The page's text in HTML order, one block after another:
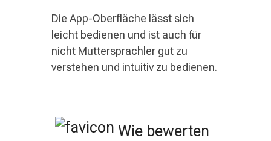
Die App-Oberfläche lässt sich
leicht bedienen und ist auch für
nicht Muttersprachler gut zu
verstehen und intuitiv zu bedienen.
Wie bewerten